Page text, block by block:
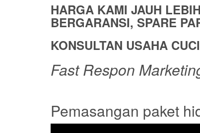
HARGA KAMI JAUH
BERGARANSI, SPARE
KONSULTAN USAHA
Fast Respon
Pemasangan paket